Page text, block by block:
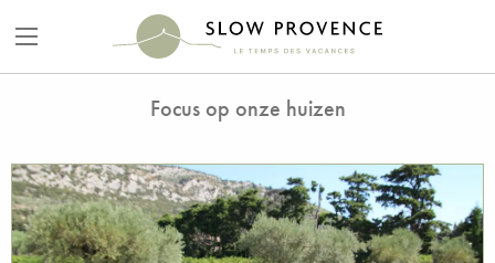
Focus op onze huizen